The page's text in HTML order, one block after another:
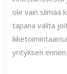
ole vain silmää
tapana valita
yrityksen